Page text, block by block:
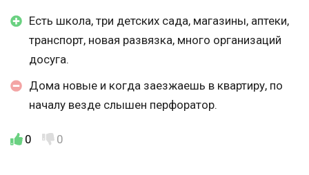
Есть школа, три детских сада, магазины, аптеки,
транспорт, новая развязка, много организаций
досуга.
Дома новые и когда заезжаешь в квартиру, по
началу везде слышен перфоратор.
0 0